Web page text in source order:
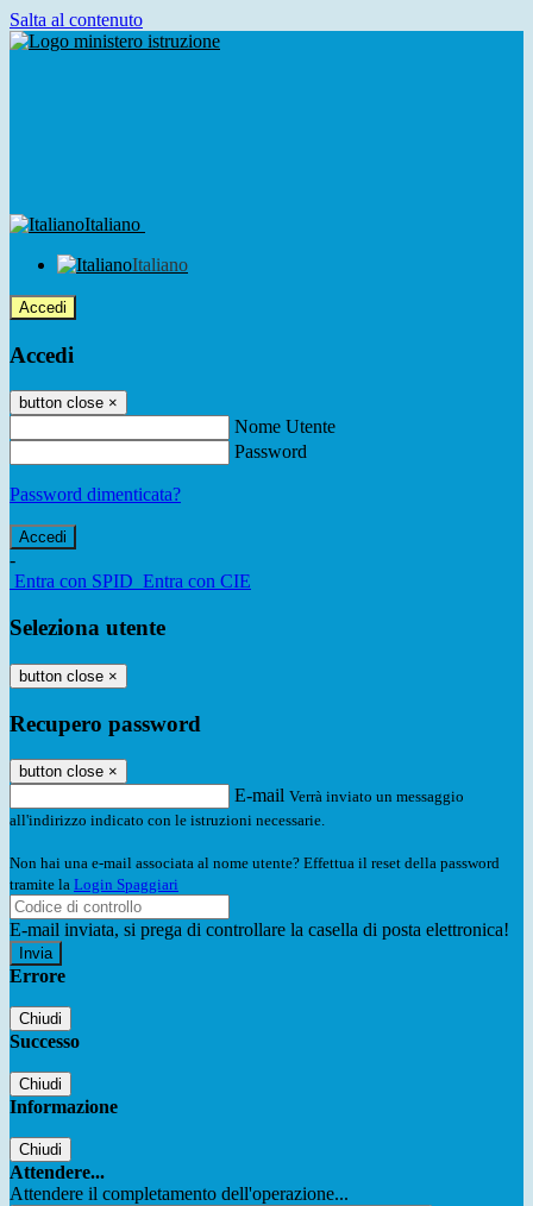
Salta al contenuto
Italiano
Italiano
Accedi
Accedi
button close ×
Nome Utente
Password
Password dimenticata?
-
Entra con SPID Entra con CIE
Seleziona utente
button close ×
Recupero password
button close ×
E-mail Verrà inviato un messaggio
all'indirizzo indicato con le istruzioni necessarie.
Non hai una e-mail associata al nome utente? Effettua il reset della password
tramite la Login Spaggiari
E-mail inviata, si prega di controllare la casella di posta elettronica!
Errore
Chiudi
Successo
Chiudi
Informazione
Chiudi
Attendere...
Attendere il completamento dell'operazione...